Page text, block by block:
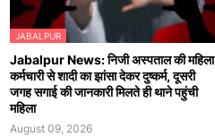
JABALPUR
Jabalpur News: निजी अस्पताल की महिला
कर्मचारी से शादी का झांसा देकर दुष्कर्म, दूसरी
जगह सगाई की जानकारी मिलते ही थाने पहुंची
महिला
August 09, 2026